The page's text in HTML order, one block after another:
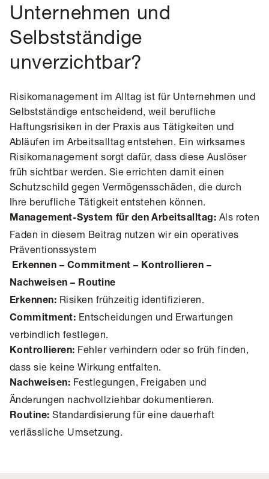
Unternehmen und
Selbstständige
unverzichtbar?
Risikomanagement im Alltag ist für Unternehmen und
Selbstständige entscheidend, weil berufliche
Haftungsrisiken in der Praxis aus Tätigkeiten und
Abläufen im Arbeitsalltag entstehen. Ein wirksames
Risikomanagement sorgt dafür, dass diese Auslöser
früh sichtbar werden. Sie errichten damit einen
Schutzschild gegen Vermögensschäden, die durch
Ihre berufliche Tätigkeit entstehen können.
Management-System für den Arbeitsalltag: Als roten
Faden in diesem Beitrag nutzen wir ein operatives
Präventionssystem
Erkennen – Commitment – Kontrollieren –
Nachweisen – Routine
Erkennen: Risiken frühzeitig identifizieren.
Commitment: Entscheidungen und Erwartungen
verbindlich festlegen.
Kontrollieren: Fehler verhindern oder so früh finden,
dass sie keine Wirkung entfalten.
Nachweisen: Festlegungen, Freigaben und
Änderungen nachvollziehbar dokumentieren.
Routine: Standardisierung für eine dauerhaft
verlässliche Umsetzung.